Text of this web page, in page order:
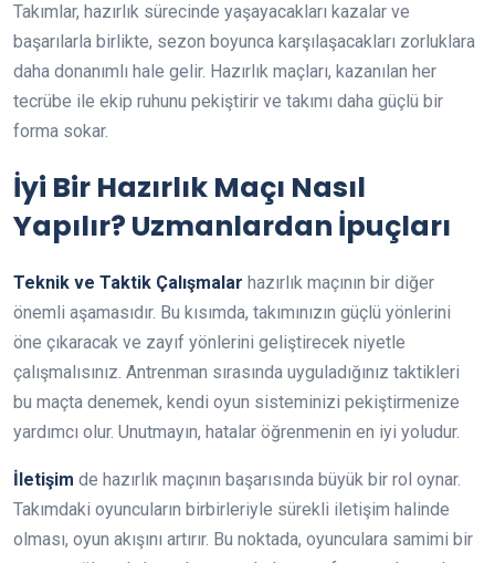
Takımlar, hazırlık sürecinde yaşayacakları kazalar ve
başarılarla birlikte, sezon boyunca karşılaşacakları zorluklara
daha donanımlı hale gelir. Hazırlık maçları, kazanılan her
tecrübe ile ekip ruhunu pekiştirir ve takımı daha güçlü bir
forma sokar.
İyi Bir Hazırlık Maçı Nasıl
Yapılır? Uzmanlardan İpuçları
Teknik ve Taktik Çalışmalar hazırlık maçının bir diğer
önemli aşamasıdır. Bu kısımda, takımınızın güçlü yönlerini
öne çıkaracak ve zayıf yönlerini geliştirecek niyetle
çalışmalısınız. Antrenman sırasında uyguladığınız taktikleri
bu maçta denemek, kendi oyun sisteminizi pekiştirmenize
yardımcı olur. Unutmayın, hatalar öğrenmenin en iyi yoludur.
İletişim de hazırlık maçının başarısında büyük bir rol oynar.
Takımdaki oyuncuların birbirleriyle sürekli iletişim halinde
olması, oyun akışını artırır. Bu noktada, oyunculara samimi bir